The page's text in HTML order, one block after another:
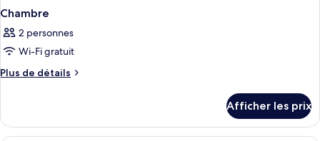
Chambre
2 personnes
Wi-Fi gratuit
Plus de détails
Plus
Chambre
Afficher les prix